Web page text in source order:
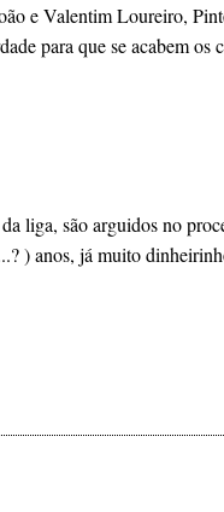
e Valentim Loureiro,
para que se acabem os
liga, são arguidos no
) anos, já muito